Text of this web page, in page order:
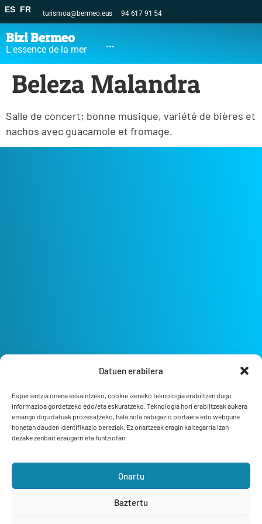
Datuen erabilera
Esperientzia onena eskaintzeko, cookie izeneko teknologia erabiltzen dugu
informazioa gordetzeko edo/eta eskuratzeko. Teknologia hori erabiltzeak aukera
emango digu datuak prozesatzeko, hala nola nabigazio portaera edo webgune
honetan dauden identifikazio bereziak. Ez onartzeak eragin kaltegarria izan
dezake zenbait ezaugarri eta funtziotan.
Onartu
Baztertu
ES FR turismoa@bermeo.eus 94 617 91 54
Bizi Bermeo
L'essence de la mer ...
Beleza Malandra
Salle de concert; bonne musique, variété de bières et
nachos avec guacamole et fromage.
Bizi Bermeo
L'essence de la mer